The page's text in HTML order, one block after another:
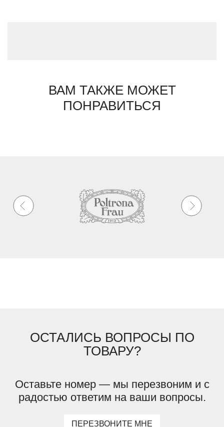
ВАМ ТАКЖЕ МОЖЕТ
ПОНРАВИТЬСЯ
ОСТАЛИСЬ ВОПРОСЫ ПО
ТОВАРУ?
Оставьте номер — мы перезвоним и с
радостью ответим на ваши вопросы.
ПЕРЕЗВОНИТЕ МНЕ